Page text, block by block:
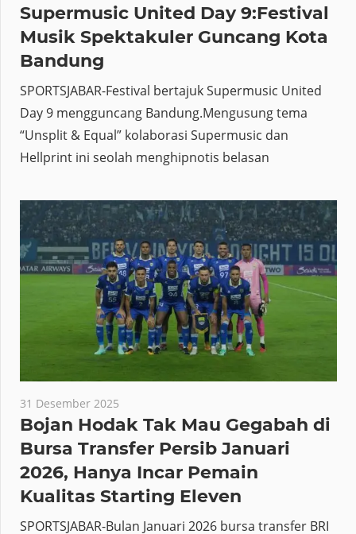
9 Februari 2026
Supermusic United Day 9:Festival
Musik Spektakuler Guncang Kota
Bandung
SPORTSJABAR-Festival bertajuk Supermusic United
Day 9 mengguncang Bandung.Mengusung tema
“Unsplit & Equal” kolaborasi Supermusic dan
31 Desember 2025
Bojan Hodak Tak Mau Gegabah di
Bursa Transfer Persib Januari
2026, Hanya Incar Pemain
Kualitas Starting Eleven